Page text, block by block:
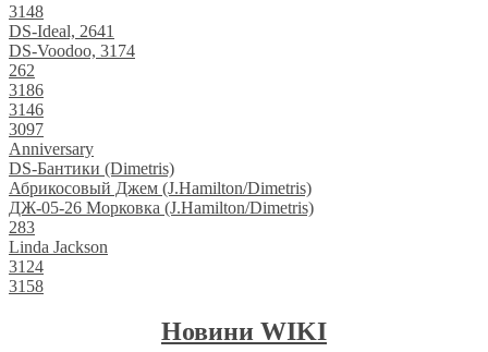
3148
DS-Ideal, 2641
DS-Voodoo, 3174
262
3186
3146
3097
Anniversary
DS-Бантики (Dimetris)
Абрикосовый Джем (J.Hamilton/Dimetris)
ДЖ-05-26 Морковка (J.Hamilton/Dimetris)
283
Linda Jackson
3124
3158
Новини WIKI